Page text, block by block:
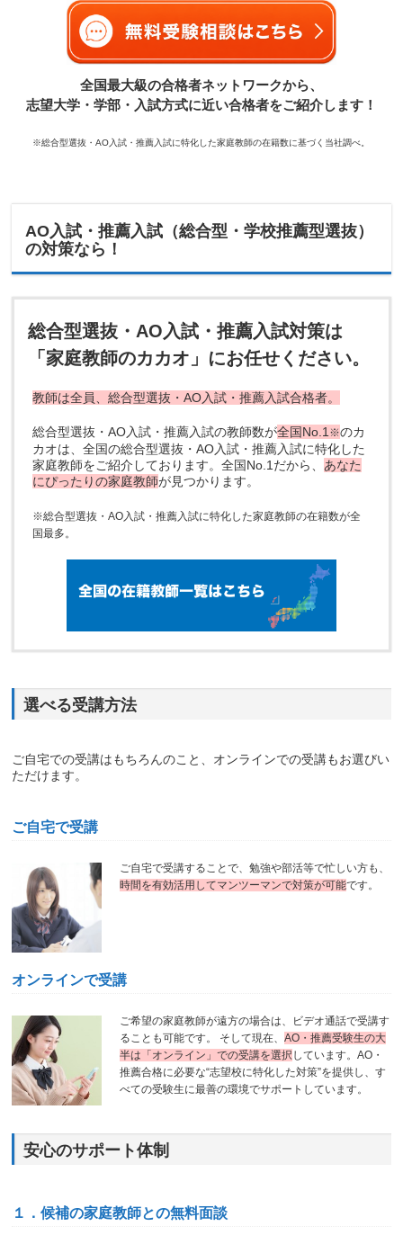
全国最大級の合格者ネットワークから、
志望大学・学部・入試方式に近い合格者をご紹介します！
※総合型選抜・AO入試・推薦入試に特化した家庭教師の在籍数に基づく当社調べ。
AO入試・推薦入試（総合型・学校推薦型選抜）
の対策なら！
総合型選抜・AO入試・推薦入試対策は
「家庭教師のカカオ」にお任せください。
教師は全員、総合型選抜・AO入試・推薦入試合格者。
総合型選抜・AO入試・推薦入試の教師数が全国No.1 ※のカ
カオは、全国の総合型選抜・AO入試・推薦入試に特化した
家庭教師をご紹介しております。全国No.1だから、 あなた
にぴったりの家庭教師が見つかります。
※総合型選抜・AO入試・推薦入試に特化した家庭教師の在籍数が全
国最多。
選べる受講方法
ご自宅での受講はもちろんのこと、オンラインでの受講もお選びい
ただけます。
ご自宅で受講
ご自宅で受講することで、勉強や部活等で忙しい方も、
時間を有効活用してマンツーマンで対策が可能です。
オンラインで受講
ご希望の家庭教師が遠方の場合は、ビデオ通話で受講す
ることも可能です。 そして現在、AO・推薦受験生の大
半は「オンライン」での受講を選択 しています。AO・
推薦合格に必要な“志望校に特化した対策”を提供し、す
べての受験生に最善の環境でサポートしています。
安心のサポート体制
１．候補の家庭教師との無料面談